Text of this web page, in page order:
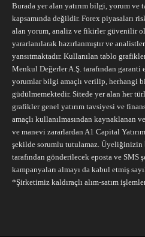
Burada yer alan yatırım bilgi, yorum ve
kapsamında değildir. Forex piyasaları
alan yorum, analiz ve fikirler güvenilir
yararlanılarak hazırlanmıştır ve
yansıtmaktadır. Kullanılan tablo
Menkul Değerler A.Ş. tarafından
yorumlar bilgi amaçlı verilip, herhangi
güdülmemektedir. Sitede yer alan her
grafikler genel yatırım tavsiyesi ve
amaçlı kullanılmasından kaynaklanan
ve manevi zararlardan A1 Capital
şekilde sorumlu tutulamaz. Üyeliğinizin
tarafından gönderilecek eposta ve
kampanyaları almayı da kabul etmiş
*Şirketimiz kaldıraçlı alım-satım